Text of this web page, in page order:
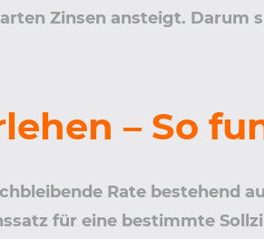
Zinsen ansteigt. Darum
– So
Rate bestehend
für eine bestimmte